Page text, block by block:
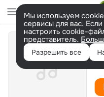
Мы используем
сервисы для вас.
настроить cookie-
представитель.
Разрешить все